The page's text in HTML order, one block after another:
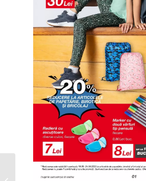
Kik Catalog 15.08.2025